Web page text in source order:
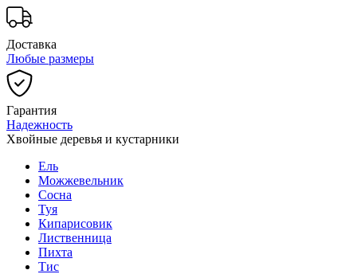
Доставка
Любые размеры
Гарантия
Надежность
Хвойные деревья и кустарники
Ель
Можжевельник
Сосна
Туя
Кипарисовик
Лиственница
Пихта
Тис